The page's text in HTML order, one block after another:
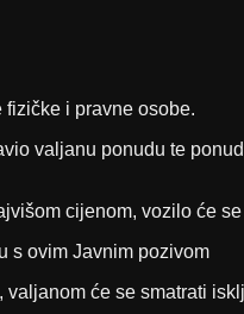
i pravne osobe.
valjanu ponudu te
cijenom, vozilo će
s ovim Javnim pozivom
će se smatrati